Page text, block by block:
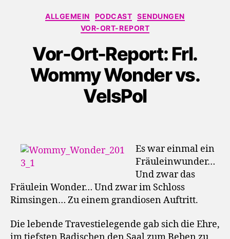
Kategorien
ALLGEMEIN PODCAST
SENDUNGEN
VOR-ORT-REPORT
Vor-Ort-Report: Frl.
Wommy Wonder vs.
VelsPol
Es war einmal ein
Fräuleinwunder…
Und zwar das
Fräulein Wonder… Und zwar im Schloss
Rimsingen… Zu einem grandiosen Auftritt.
Die lebende Travestielegende gab sich die Ehre,